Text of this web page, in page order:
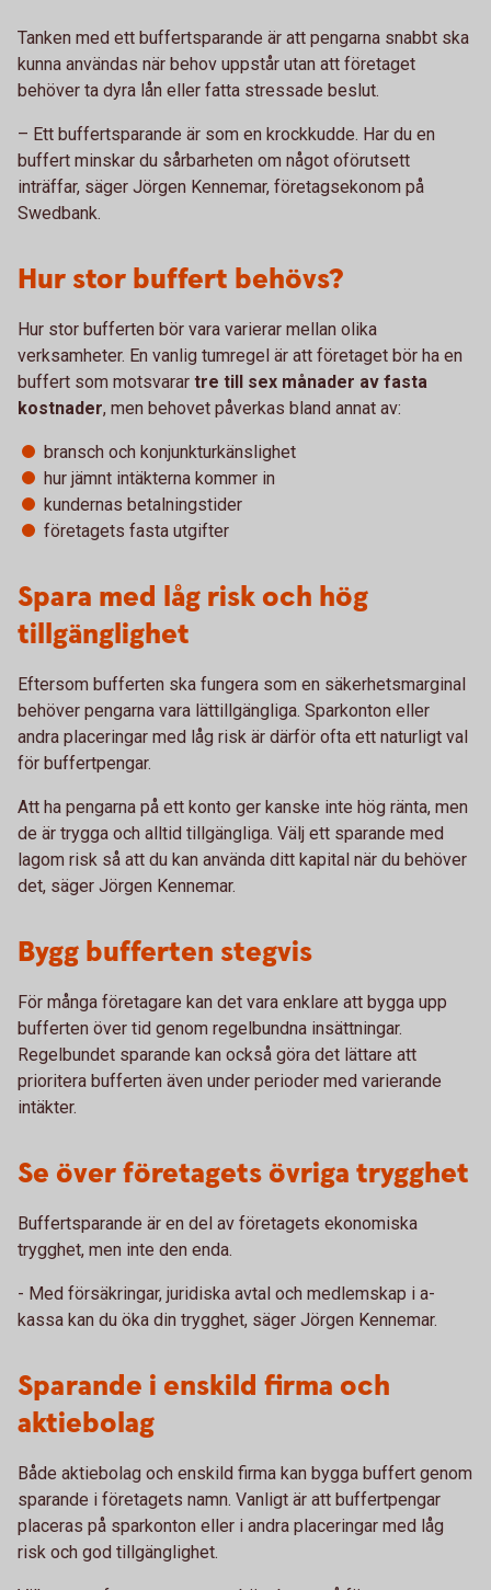
Tanken med ett buffertsparande är att pengarna snabbt ska
kunna användas när behov uppstår utan att företaget
behöver ta dyra lån eller fatta stressade beslut.
– Ett buffertsparande är som en krockkudde. Har du en
buffert minskar du sårbarheten om något oförutsett
inträffar, säger Jörgen Kennemar, företagsekonom på
Swedbank.
Hur stor buffert behövs?
Hur stor bufferten bör vara varierar mellan olika
verksamheter. En vanlig tumregel är att företaget bör ha en
buffert som motsvarar tre till sex månader av fasta
kostnader, men behovet påverkas bland annat av:
bransch och konjunkturkänslighet
hur jämnt intäkterna kommer in
kundernas betalningstider
företagets fasta utgifter
Spara med låg risk och hög
tillgänglighet
Eftersom bufferten ska fungera som en säkerhetsmarginal
behöver pengarna vara lättillgängliga. Sparkonton eller
andra placeringar med låg risk är därför ofta ett naturligt val
för buffertpengar.
Att ha pengarna på ett konto ger kanske inte hög ränta, men
de är trygga och alltid tillgängliga. Välj ett sparande med
lagom risk så att du kan använda ditt kapital när du behöver
det, säger Jörgen Kennemar.
Bygg bufferten stegvis
För många företagare kan det vara enklare att bygga upp
bufferten över tid genom regelbundna insättningar.
Regelbundet sparande kan också göra det lättare att
prioritera bufferten även under perioder med varierande
intäkter.
Se över företagets övriga trygghet
Buffertsparande är en del av företagets ekonomiska
trygghet, men inte den enda.
- Med försäkringar, juridiska avtal och medlemskap i a-
kassa kan du öka din trygghet, säger Jörgen Kennemar.
Sparande i enskild firma och
aktiebolag
Både aktiebolag och enskild firma kan bygga buffert genom
sparande i företagets namn. Vanligt är att buffertpengar
placeras på sparkonton eller i andra placeringar med låg
risk och god tillgänglighet.